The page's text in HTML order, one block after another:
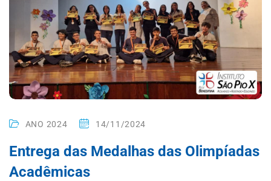
ANO 2024 14/11/2024
Entrega das Medalhas das Olimpíadas
Acadêmicas